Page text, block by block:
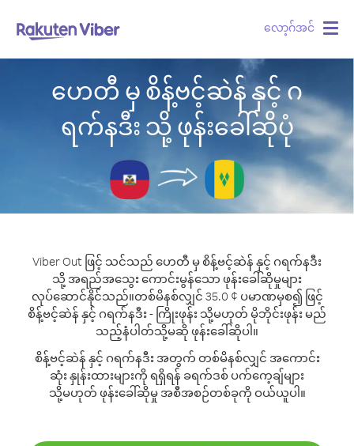
လော့ဂ်အင်
ဟေတီ မှ စိန့်ဗင့်ဆဲန် နှင့် ဂ
ရက်နဒီး သို့ ဖုန်းခေါ်ဆိုပုံ
Viber Out ဖြင့် သင်သည် ဟေတီ မှ စိန့်ဗင့်ဆဲန် နှင့် ဂရက်နဒီး
သို့ အရည်အသွေး ကောင်းမွန်သော ဖုန်းခေါ်ဆိုမှုများ
လုပ်ဆောင်နိုင်သည်။တစ်မိနစ်လျှင် 35.0 ¢ ပမာဏမှစ၍ ဖြင့်
စိန့်ဗင့်ဆဲန် နှင့် ဂရက်နဒီး - ကြိုးဖုန်း သို့မဟုတ် မိုဘိုင်းဖုန်း မည်
သည့်နံပါတ်သို့မဆို ဖုန်းခေါ်ဆိုပါ။
စိန့်ဗင့်ဆဲန် နှင့် ဂရက်နဒီး အတွက် တစ်မိနစ်လျှင် အကောင်း
ဆုံး နှုန်းထားများကို ရရှိရန် ခရက်ဒစ် ပက်ကေ့ချ်များ
သို့မဟုတ် ဖုန်းခေါ်ဆိုမှု အစီအစဉ်တစ်ခုကို ဝယ်ယူပါ။